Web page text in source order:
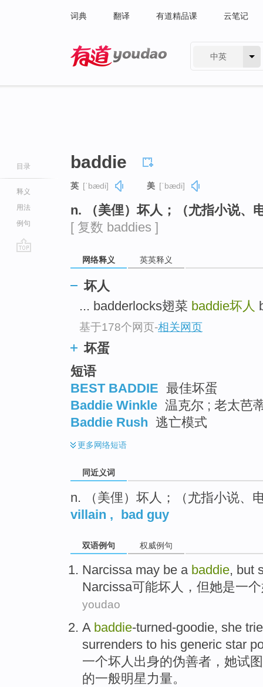
词典 翻译 有道精品课 云笔记
中英
目录
释义
用法
例句
baddie
英 [ˈbædi] 美 [ˈbædi]
n. （美俚）坏人；（尤指小说、
[ 复数 baddies ]
网络释义 英英释义
坏人
... badderlocks翅菜 baddie坏人
基于178个网页-相关网页
坏蛋
短语
BEST BADDIE 最佳坏蛋
Baddie Winkle 温克尔 ; 老太芭
Baddie Rush 逃亡模式
更多网络短语
同近义词
n. （美俚）坏人；（尤指小说、
villain , bad guy
双语例句 权威例句
Narcissa may be a baddie, but
Narcissa可能坏人， 但她是一个
youdao
A baddie-turned-goodie, she
surrenders to his generic star
一个坏人出身的伪善者 ， 她试图
的一般明星力量。